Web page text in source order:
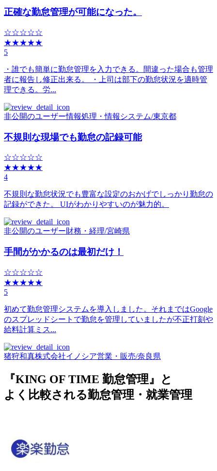
正確な勤怠管理が可能になった。
☆☆☆☆☆
★★★★★
5
・誰でも簡単に勤怠管理を入力できる。間違った場合も管理
者に報告し修正出来る。 ・上司は部下の勤怠状況を適時管
理できる。労...
非公開のユーザー情報処理・情報システム/東京都
不規則な現場でも勤怠の記録可能
☆☆☆☆☆
★★★★★
4
不規則な勤怠状況でも豊富な設定のおかげでしっかり勤怠の
記録ができた。 UIがわかりやすいのが魅力的。
非公開のユーザー財務・経理/宮崎県
手間がかかるのは最初だけ！
☆☆☆☆☆
★★★★★
5
初めて勤怠管理システムを導入しました。それまではGoogle
のスプレッドシートで勤怠を管理していましたが不正打刻や
給料計算ミス...
猪狩和真株式会社イノシア営業・販売/奈良県
『KING OF TIME 勤怠管理』と
よく比較される勤怠管理・就業管理